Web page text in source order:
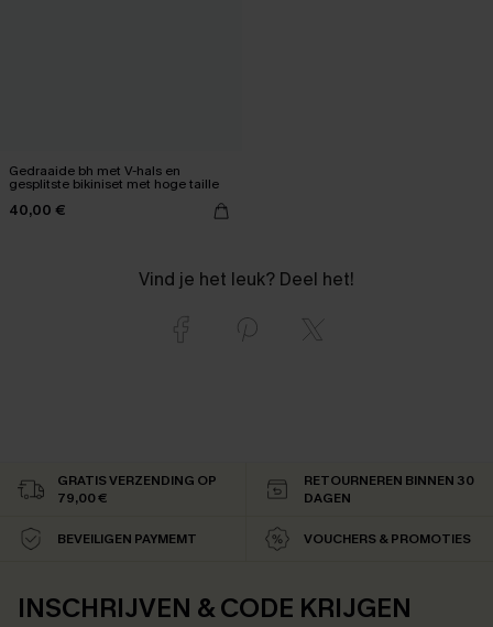
Gedraaide bh met V-hals en
gesplitste bikiniset met hoge taille
40,00 €
Vind je het leuk? Deel het!
GRATIS VERZENDING OP
79,00 €
RETOURNEREN BINNEN 30
DAGEN
BEVEILIGEN PAYMEMT VOUCHERS & PROMOTIES
INSCHRIJVEN & CODE KRIJGEN